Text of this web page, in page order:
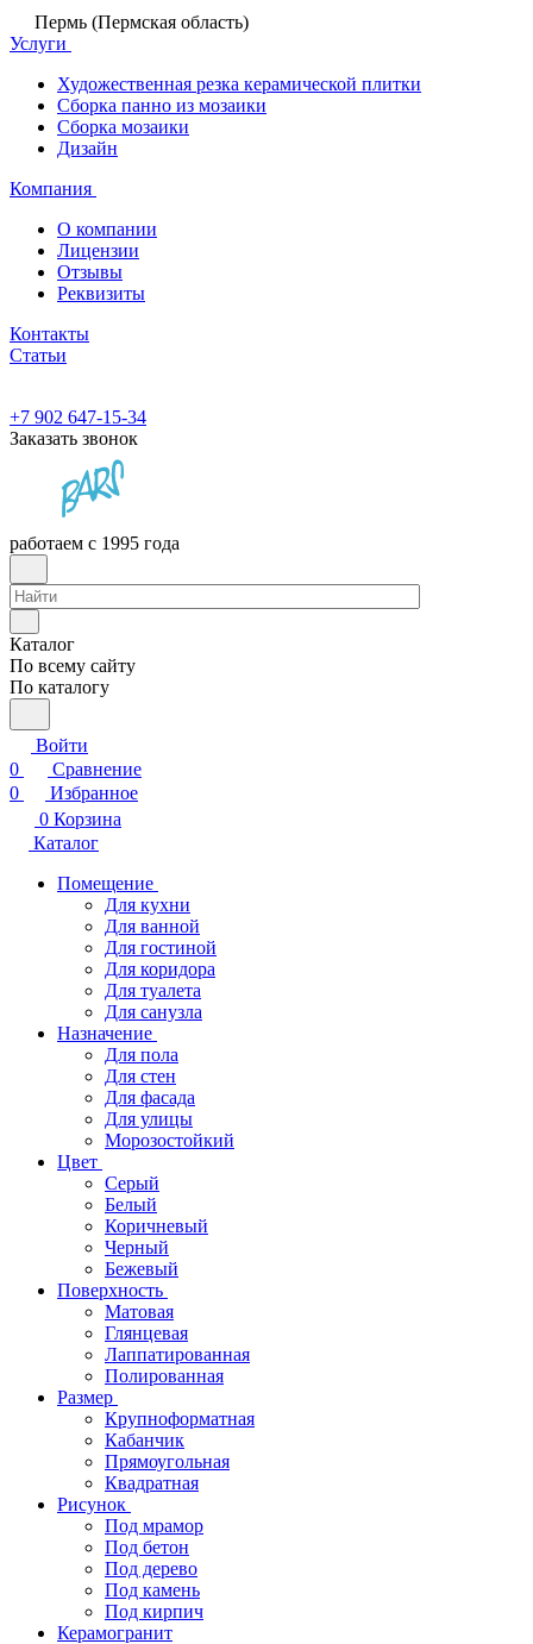
Пермь (Пермская область)
Услуги
Художественная резка керамической плитки
Сборка панно из мозаики
Сборка мозаики
Дизайн
Компания
О компании
Лицензии
Отзывы
Реквизиты
Контакты
Статьи
+7 902 647-15-34
Заказать звонок
работаем с 1995 года
Каталог
По всему сайту
По каталогу
Войти
0
Сравнение
0
Избранное
0 Корзина
Каталог
Помещение
Для кухни
Для ванной
Для гостиной
Для коридора
Для туалета
Для санузла
Назначение
Для пола
Для стен
Для фасада
Для улицы
Морозостойкий
Цвет
Серый
Белый
Коричневый
Черный
Бежевый
Поверхность
Матовая
Глянцевая
Лаппатированная
Полированная
Размер
Крупноформатная
Кабанчик
Прямоугольная
Квадратная
Рисунок
Под мрамор
Под бетон
Под дерево
Под камень
Под кирпич
Керамогранит